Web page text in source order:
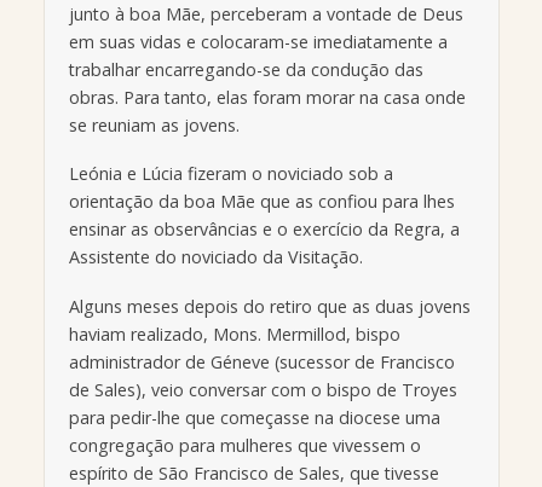
junto à boa Mãe, perceberam a vontade de Deus
em suas vidas e colocaram-se imediatamente a
trabalhar encarregando-se da condução das
obras. Para tanto, elas foram morar na casa onde
se reuniam as jovens.
Leónia e Lúcia fizeram o noviciado sob a
orientação da boa Mãe que as confiou para lhes
ensinar as observâncias e o exercício da Regra, a
Assistente do noviciado da Visitação.
Alguns meses depois do retiro que as duas jovens
haviam realizado, Mons. Mermillod, bispo
administrador de Géneve (sucessor de Francisco
de Sales), veio conversar com o bispo de Troyes
para pedir-lhe que começasse na diocese uma
congregação para mulheres que vivessem o
espírito de São Francisco de Sales, que tivesse